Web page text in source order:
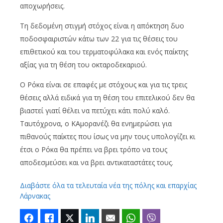
αποχωρήσεις.
Τη δεδομένη στιγμή στόχος είναι η απόκτηση δυο
ποδοσφαιριστών κάτω των 22 για τις θέσεις του
επιθετικού και του τερματοφύλακα και ενός παίκτης
αξίας για τη θέση του οκταροδεκαριού.
Ο Ρόκα είναι σε επαφές με στόχους και για τις τρεις
θέσεις αλλά ειδικά για τη θέση του επιτελικού δεν θα
βιαστεί γιατί θέλει να πετύχει κάτι πολύ καλό.
Ταυτόχρονα, ο ΚΑμορανέζι θα ενημερώσει για
πιθανούς παίκτες που ίσως να μην τους υπολογίζει κι
έτσι ο Ρόκα θα πρέπει να βρει τρόπο να τους
αποδεσμεύσει και να βρει αντικαταστάτες τους.
Διαβάστε όλα τα τελευταία νέα της πόλης και επαρχίας
Λάρνακας
FacebookLike Twitter LinkedIn Email WhatsApp